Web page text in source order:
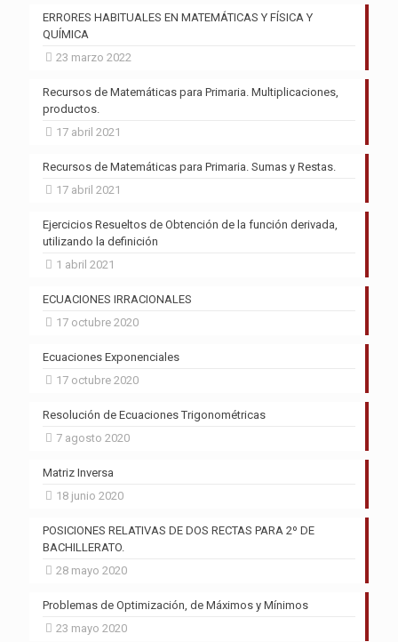
ERRORES HABITUALES EN MATEMÁTICAS Y FÍSICA Y
QUÍMICA
23 marzo 2022
Recursos de Matemáticas para Primaria. Multiplicaciones,
productos.
17 abril 2021
Recursos de Matemáticas para Primaria. Sumas y Restas.
17 abril 2021
Ejercicios Resueltos de Obtención de la función derivada,
utilizando la definición
1 abril 2021
ECUACIONES IRRACIONALES
17 octubre 2020
Ecuaciones Exponenciales
17 octubre 2020
Resolución de Ecuaciones Trigonométricas
7 agosto 2020
Matriz Inversa
18 junio 2020
POSICIONES RELATIVAS DE DOS RECTAS PARA 2º DE
BACHILLERATO.
28 mayo 2020
Problemas de Optimización, de Máximos y Mínimos
23 mayo 2020